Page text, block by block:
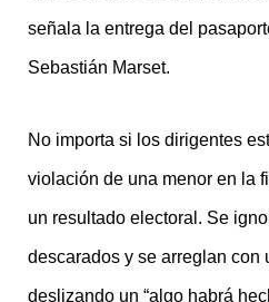
señala la entrega del
Sebastián Marset.
No importa si los dirigentes
violación de una menor en la
un resultado electoral. Se
descarados y se arreglan con
deslizando un “algo habrá